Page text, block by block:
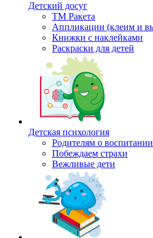
Детский досуг
ТМ Ракета
Аппликации (клеим и
Книжки с наклейками
Раскраски для детей
Детская психология
Родителям о
Побеждаем страхи
Вежливые дети